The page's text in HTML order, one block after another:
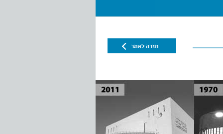
חזרה לאתר